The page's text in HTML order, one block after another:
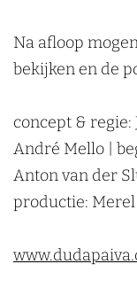
Na afloop
bekijken en de
concept & regie:
André Mello |
Anton van der
productie: